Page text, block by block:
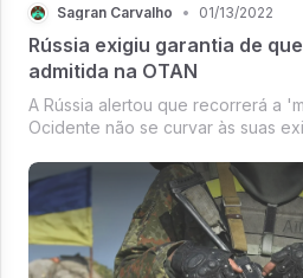
Sagran Carvalho • 01/13/2022
Rússia exigiu garantia de
admitida na OTAN
A Rússia alertou que recorrerá a
Ocidente não se curvar às suas
Putin 'passarão dos limites', após
que há 'um ...